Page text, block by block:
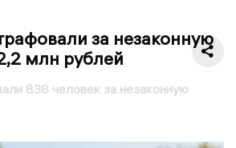
за незаконную
млн рублей
838 человек за незаконную